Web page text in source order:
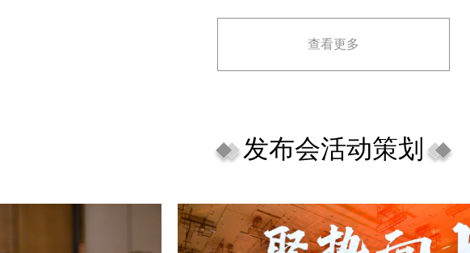
查看更多
发布会活动策划